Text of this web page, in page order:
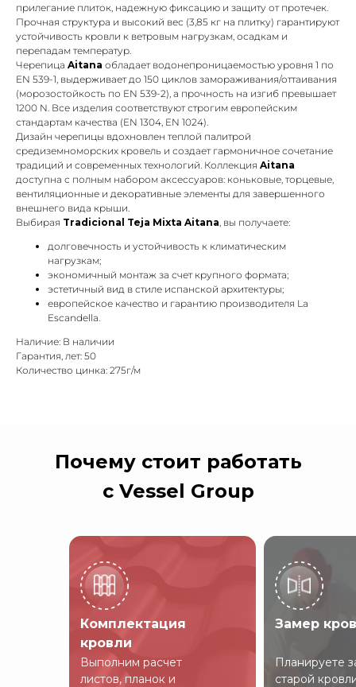
прилегание плиток, надежную фиксацию и защиту от протечек.
Прочная структура и высокий вес (3,85 кг на плитку) гарантируют
устойчивость кровли к ветровым нагрузкам, осадкам и
перепадам температур.
Черепица Aitana обладает водонепроницаемостью уровня 1 по
EN 539-1, выдерживает до 150 циклов замораживания/оттаивания
(морозостойкость по EN 539-2), а прочность на изгиб превышает
1200 N. Все изделия соответствуют строгим европейским
стандартам качества (EN 1304, EN 1024).
Дизайн черепицы вдохновлен теплой палитрой
средиземноморских кровель и создает гармоничное сочетание
традиций и современных технологий. Коллекция Aitana
доступна с полным набором аксессуаров: коньковые, торцевые,
вентиляционные и декоративные элементы для завершенного
внешнего вида крыши.
Выбирая Tradicional Teja Mixta Aitana, вы получаете:
долговечность и устойчивость к климатическим
нагрузкам;
экономичный монтаж за счет крупного формата;
эстетичный вид в стиле испанской архитектуры;
европейское качество и гарантию производителя La
Escandella.
Наличие: В наличии
Гарантия, лет: 50
Количество цинка: 275г/м
Комплектация
кровли
Выполним расчет
листов, планок и
Замер
Планируете
старой
Почему стоит работать
с Vessel Group